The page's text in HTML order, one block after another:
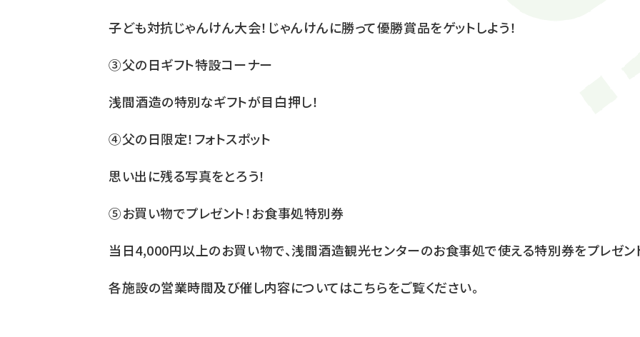
子ども対抗じゃんけん大会！じゃんけんに勝って優勝賞品をゲットしよう！
③父の日ギフト特設コーナー
浅間酒造の特別なギフトが目白押し！
④父の日限定！フォトスポット
思い出に残る写真をとろう！
⑤お買い物でプレゼント！お食事処特別券
当日4,000円以上のお買い物で、浅間酒造観光センターのお食事処で使える特別券をプレゼン
各施設の営業時間及び催し内容についてはこちらをご覧ください。